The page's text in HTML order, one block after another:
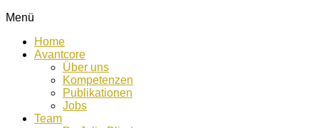
Menü
Home
Avantcore
Über uns
Kompetenzen
Publikationen
Jobs
Team